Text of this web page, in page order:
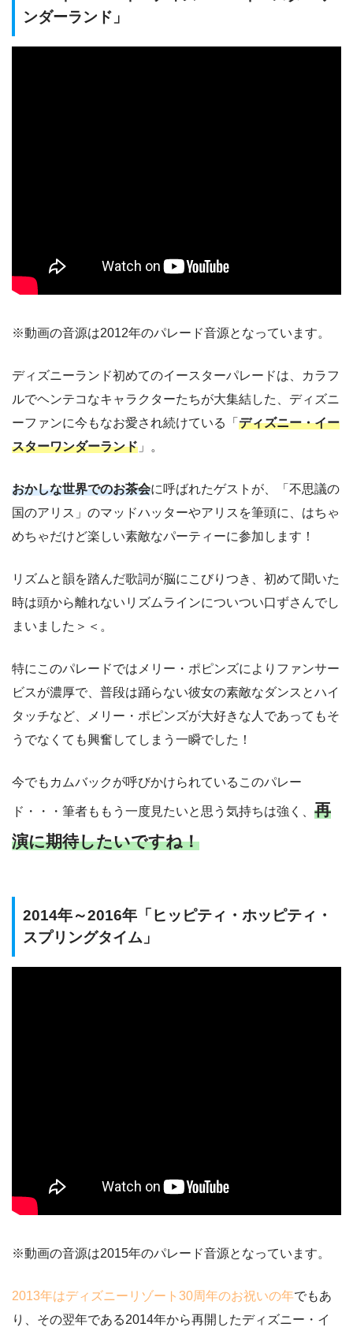
ンダーランド」
※動画の音源は2012年のパレード音源となっています。
ディズニーランド初めてのイースターパレードは、カラフ
ルでヘンテコなキャラクターたちが大集結した、ディズニ
ーファンに今もなお愛され続けている「 ディズニー・イー
スターワンダーランド 」。
おかしな世界でのお茶会に呼ばれたゲストが、「不思議の
国のアリス」のマッドハッターやアリスを筆頭に、はちゃ
めちゃだけど楽しい素敵なパーティーに参加します！
リズムと韻を踏んだ歌詞が脳にこびりつき、初めて聞いた
時は頭から離れないリズムラインについつい口ずさんでし
まいました＞＜。
特にこのパレードではメリー・ポピンズによりファンサー
ビスが濃厚で、普段は踊らない彼女の素敵なダンスとハイ
タッチなど、メリー・ポピンズが大好きな人であってもそ
うでなくても興奮してしまう一瞬でした！
今でもカムバックが呼びかけられているこのパレー
ド・・・筆者ももう一度見たいと思う気持ちは強く、 再
演に期待したいですね！
2014年～2016年「ヒッピティ・ホッピティ・
スプリングタイム」
※動画の音源は2015年のパレード音源となっています。
2013年はディズニーリゾート30周年のお祝いの年でもあ
り、その翌年である2014年から再開したディズニー・イ